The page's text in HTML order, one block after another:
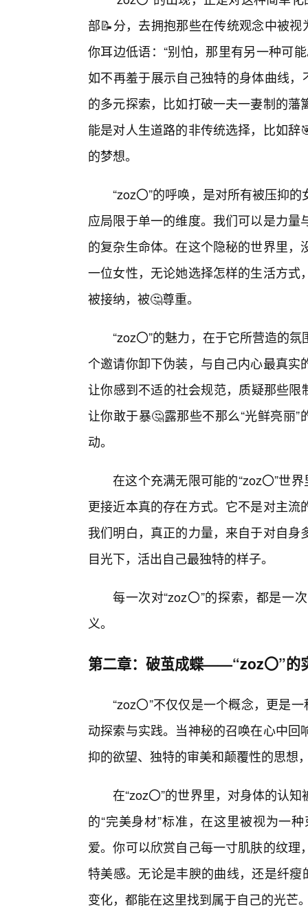
部📝分，去拥抱那些在传统观念中被
你耳边低语：“别怕，那里有另一种可
如不再羞于展示自己独特的身体曲线
的多元探索，比如打破一夫一妻制的
能是对人生道路的非传统选择，比如
的梦想。
“zoz〇”的呼唤，是对所有被压抑
应局限于单一的维度。我们可以是力
的复杂生命体。在这个隐秘的世界里
一位女性，无论她选择怎样的生活方
被接纳，被🤔尊重。
“zoz〇”的魅力，在于它所营造的
个邀请你卸下伪装，与自己内心最真
让你感到不适的社会规范，质疑那些
让你敢于暴🤔露那些不那么“光鲜亮丽
动。
在这个充满无限可能的“zoz〇”世
更接近本真的存在方式。它不是对主
我们明白，真正的力量，来自于对自
目光下，活出自己最独特的样子。
每一次对“zoz〇”的探索，都是一
义。
第二章：破茧成蝶——“zoz〇”的
“zoz〇”不仅仅是一个概念，更是
动探索与实践。当神秘的召唤在心中
抑的欲望、独特的审美和颠覆性的思想
在“zoz〇”的世界里，对身体的认
的“完美身材”标准，在这里被视为一
爱。你可以欣赏自己每一寸肌肤的纹
特美感。无论是丰腴的曲线，还是纤
变化，都能在这里找到属于自己的光芒